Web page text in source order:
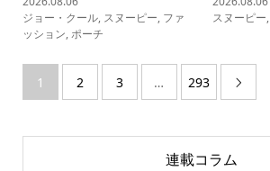
ジョー・クール, スヌーピー, ファ
ッション,ポーチ
スヌーピー,
1 2 3 … 293 
連載コラム